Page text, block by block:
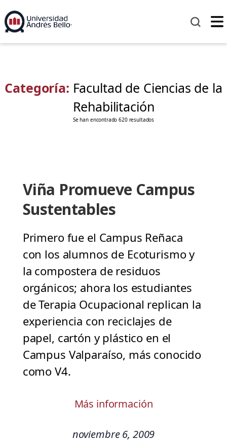
Categoría: Facultad de Ciencias de la
Rehabilitación
Se han encontrado 620 resultados
Viña Promueve Campus
Sustentables
Primero fue el Campus Reñaca
con los alumnos de Ecoturismo y
la compostera de residuos
orgánicos; ahora los estudiantes
de Terapia Ocupacional replican la
experiencia con reciclajes de
papel, cartón y plástico en el
Campus Valparaíso, más conocido
como V4.
Más información
noviembre 6, 2009